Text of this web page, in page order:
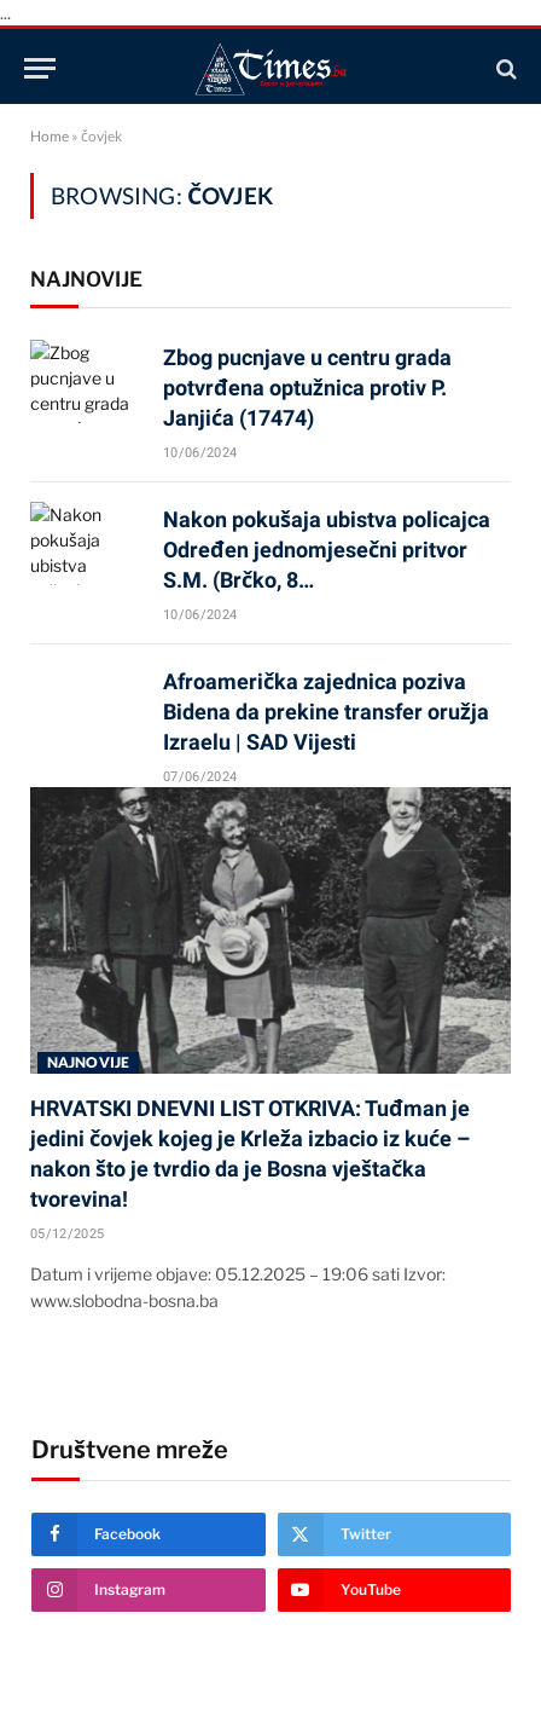
...
Home » čovjek
BROWSING: ČOVJEK
NAJNOVIJE
Zbog pucnjave u centru grada
potvrđena optužnica protiv P.
Janjića (17474)
10/06/2024
Nakon pokušaja ubistva policajca
Određen jednomjesečni pritvor
S.M. (Brčko, 8…
10/06/2024
Afroamerička zajednica poziva
Bidena da prekine transfer oružja
Izraelu | SAD Vijesti
07/06/2024
NAJNOVIJE
HRVATSKI DNEVNI LIST OTKRIVA: Tuđman je
jedini čovjek kojeg je Krleža izbacio iz kuće –
nakon što je tvrdio da je Bosna vještačka
tvorevina!
05/12/2025
Datum i vrijeme objave: 05.12.2025 – 19:06 sati Izvor:
www.slobodna-bosna.ba
Društvene mreže
Facebook Twitter
Instagram YouTube